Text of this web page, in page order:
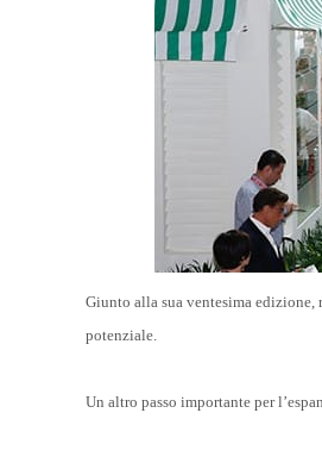
Giunto alla sua ventesima edizione,
potenziale.
Un altro passo importante per